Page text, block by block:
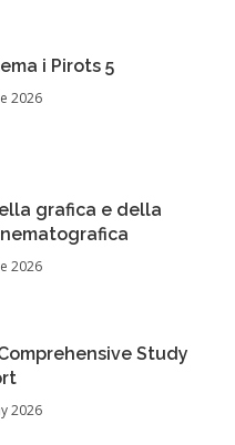
i Pirots 5
2026
grafica e della
2026
Study
2026